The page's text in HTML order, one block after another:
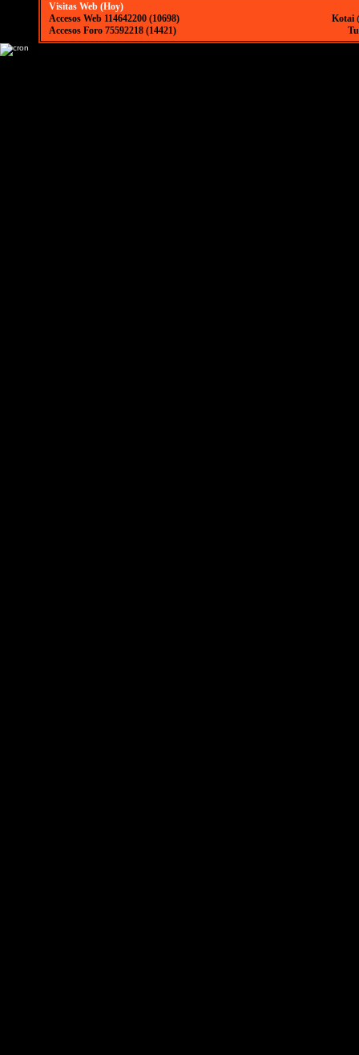
Visitas Web (Hoy)
Accesos Web 114642200 (10698)
Accesos Foro 75592218 (14421)
Kotai